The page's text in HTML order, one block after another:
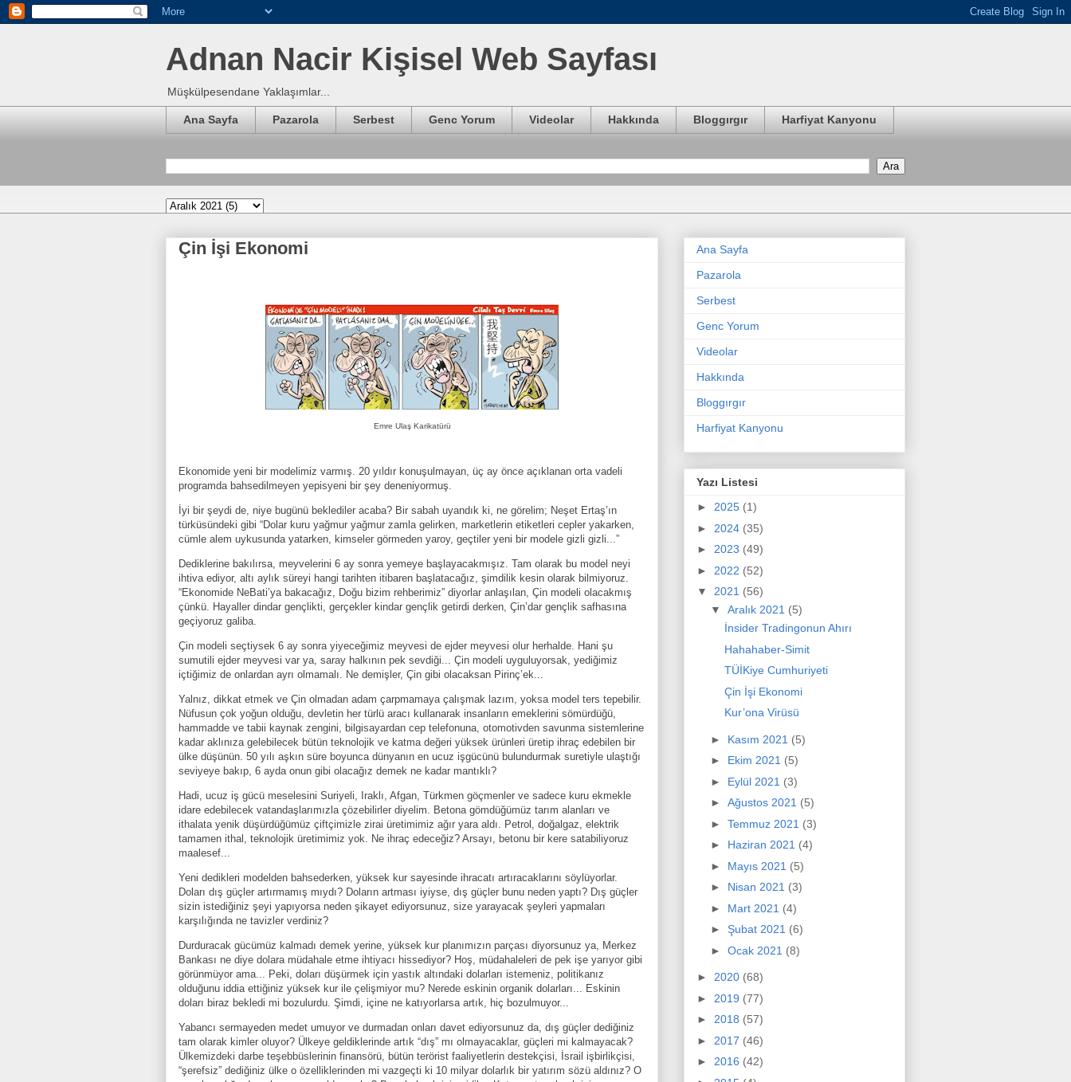
Adnan Nacir Kişisel Web Sayfası
Müşkülpesendane Yaklaşımlar...
Ana Sayfa Pazarola Serbest Genc Yorum Videolar Hakkında Bloggırgır Harfiyat Kanyonu
Çin İşi Ekonomi
Emre Ulaş Karikatürü
Ekonomide yeni bir modelimiz varmış. 20 yıldır konuşulmayan, üç ay önce açıklanan orta vadeli
programda bahsedilmeyen yepisyeni bir şey deneniyormuş.
İyi bir şeydi de, niye bugünü beklediler acaba? Bir sabah uyandık ki, ne görelim; Neşet Ertaş’ın
türküsündeki gibi “Dolar kuru yağmur yağmur zamla gelirken, marketlerin etiketleri cepler yakarken,
cümle alem uykusunda yatarken, kimseler görmeden yaroy, geçtiler yeni bir modele gizli gizli...”
Dediklerine bakılırsa, meyvelerini 6 ay sonra yemeye başlayacakmışız. Tam olarak bu model neyi
ihtiva ediyor, altı aylık süreyi hangi tarihten itibaren başlatacağız, şimdilik kesin olarak bilmiyoruz.
“Ekonomide NeBati’ya bakacağız, Doğu bizim rehberimiz” diyorlar anlaşılan, Çin modeli olacakmış
çünkü. Hayaller dindar gençlikti, gerçekler kindar gençlik getirdi derken, Çin’dar gençlik safhasına
geçiyoruz galiba.
Çin modeli seçtiysek 6 ay sonra yiyeceğimiz meyvesi de ejder meyvesi olur herhalde. Hani şu
sumutili ejder meyvesi var ya, saray halkının pek sevdiği... Çin modeli uyguluyorsak, yediğimiz
içtiğimiz de onlardan ayrı olmamalı. Ne demişler, Çin gibi olacaksan Pirinç’ek...
Yalnız, dikkat etmek ve Çin olmadan adam çarpmamaya çalışmak lazım, yoksa model ters tepebilir.
Nüfusun çok yoğun olduğu, devletin her türlü aracı kullanarak insanların emeklerini sömürdüğü,
hammadde ve tabii kaynak zengini, bilgisayardan cep telefonuna, otomotivden savunma sistemlerine
kadar aklınıza gelebilecek bütün teknolojik ve katma değeri yüksek ürünleri üretip ihraç edebilen bir
ülke düşünün. 50 yılı aşkın süre boyunca dünyanın en ucuz işgücünü bulundurmak suretiyle ulaştığı
seviyeye bakıp, 6 ayda onun gibi olacağız demek ne kadar mantıklı?
Hadi, ucuz iş gücü meselesini Suriyeli, Iraklı, Afgan, Türkmen göçmenler ve sadece kuru ekmekle
idare edebilecek vatandaşlarımızla çözebilirler diyelim. Betona gömdüğümüz tarım alanları ve
ithalata yenik düşürdüğümüz çiftçimizle zirai üretimimiz ağır yara aldı. Petrol, doğalgaz, elektrik
tamamen ithal, teknolojik üretimimiz yok. Ne ihraç edeceğiz? Arsayı, betonu bir kere satabiliyoruz
maalesef...
Yeni dedikleri modelden bahsederken, yüksek kur sayesinde ihracatı artıracaklarını söylüyorlar.
Doları dış güçler artırmamış mıydı? Doların artması iyiyse, dış güçler bunu neden yaptı? Dış güçler
sizin istediğiniz şeyi yapıyorsa neden şikayet ediyorsunuz, size yarayacak şeyleri yapmaları
karşılığında ne tavizler verdiniz?
Durduracak gücümüz kalmadı demek yerine, yüksek kur planımızın parçası diyorsunuz ya, Merkez
Bankası ne diye dolara müdahale etme ihtiyacı hissediyor? Hoş, müdahaleleri de pek işe yarıyor gibi
görünmüyor ama... Peki, doları düşürmek için yastık altındaki dolarları istemeniz, politikanız
olduğunu iddia ettiğiniz yüksek kur ile çelişmiyor mu? Nerede eskinin organik dolarları... Eskinin
doları biraz bekledi mi bozulurdu. Şimdi, içine ne katıyorlarsa artık, hiç bozulmuyor...
Yabancı sermayeden medet umuyor ve durmadan onları davet ediyorsunuz da, dış güçler dediğiniz
tam olarak kimler oluyor? Ülkeye geldiklerinde artık “dış” mı olmayacaklar, güçleri mi kalmayacak?
Ülkemizdeki darbe teşebbüslerinin finansörü, bütün terörist faaliyetlerin destekçisi, İsrail işbirlikçisi,
“şerefsiz” dediğiniz ülke o özelliklerinden mi vazgeçti ki 10 milyar dolarlık bir yatırım sözü aldınız? O
Ana Sayfa
Pazarola
Serbest
Genc Yorum
Videolar
Hakkında
Bloggırgır
Harfiyat Kanyonu
Yazı Listesi
► 2025 (1)
► 2024 (35)
► 2023 (49)
► 2022 (52)
▼ 2021 (56)
▼ Aralık 2021 (5)
İnsider Tradingonun Ahırı
Hahahaber-Simit
TÜİKiye Cumhuriyeti
Çin İşi Ekonomi
Kur’ona Virüsü
► Kasım 2021 (5)
► Ekim 2021 (5)
► Eylül 2021 (3)
► Ağustos 2021 (5)
► Temmuz 2021 (3)
► Haziran 2021 (4)
► Mayıs 2021 (5)
► Nisan 2021 (3)
► Mart 2021 (4)
► Şubat 2021 (6)
► Ocak 2021 (8)
► 2020 (68)
► 2019 (77)
► 2018 (57)
► 2017 (46)
► 2016 (42)